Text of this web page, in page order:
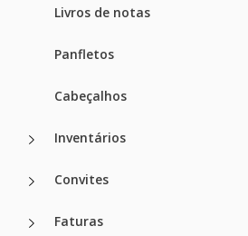
Livros de notas
Panfletos
Cabeçalhos
Inventários
Convites
Faturas